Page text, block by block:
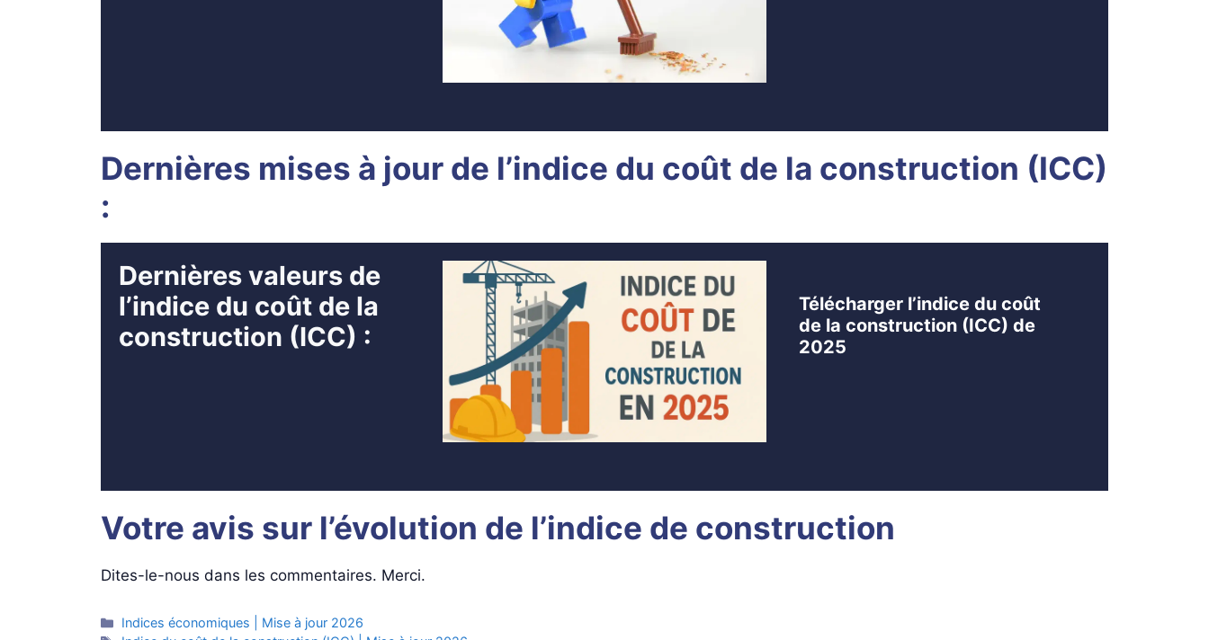
Dernières mises à jour de l’indice du coût de la construction (ICC)
:
Dernières valeurs de
l’indice du coût de la
construction (ICC) :
Télécharger l’indice du coût
de la construction (ICC) de
2025
Votre avis sur l’évolution de l’indice de construction
Dites-le-nous dans les commentaires. Merci.
Catégories
Indices économiques | Mise à jour 2026